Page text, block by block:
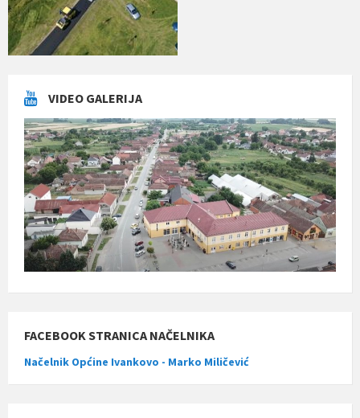
VIDEO GALERIJA
FACEBOOK STRANICA NAČELNIKA
Načelnik Općine Ivankovo - Marko Miličević